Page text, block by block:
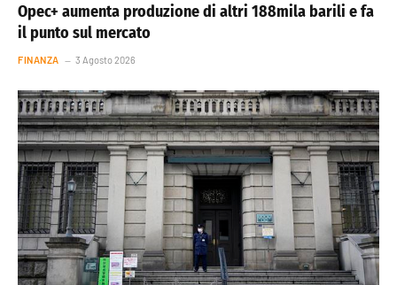
Opec+ aumenta produzione di altri 188mila barili e fa
il punto sul mercato
FINANZA 3 Agosto 2026